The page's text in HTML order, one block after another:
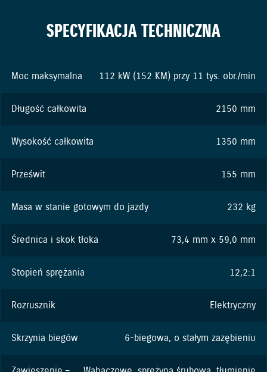
SPECYFIKACJA TECHNICZNA
Moc maksymalna 112 kW (152 KM) przy 11 tys. obr./min
Długość całkowita 2150 mm
Wysokość całkowita 1350 mm
Prześwit 155 mm
Masa w stanie gotowym do jazdy 232 kg
Średnica i skok tłoka 73,4 mm x 59,0 mm
Stopień sprężania 12,2:1
Rozrusznik Elektryczny
Skrzynia biegów 6-biegowa, o stałym zazębieniu